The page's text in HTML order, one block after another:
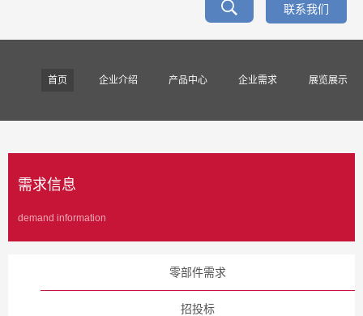
联系我们
首页 企业介绍 产品中心 企业需求 展览展示
需求信息
demand information
零部件需求
招投标